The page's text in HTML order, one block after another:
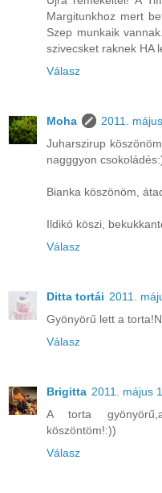
Margitunkhoz mert
Szep munkaik
szivecsket raknek HA
Válasz
Moha
2011.
Juharszirup
nagggyon
Bianka köszönöm,
Ildikó köszi,
Válasz
Ditta tortái 2011.
Gyönyörű lett a
Válasz
Brigitta 2011. május
A torta
köszöntöm!:))
Válasz